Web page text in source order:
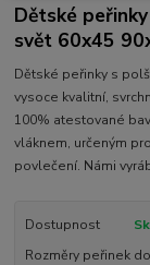
Dětské
svět 60x45
Dětské peřinky s
vysoce kvalitní,
100% atestované
vláknem, určeným
povlečení. Námi
Dostupnost
Rozměry peřinek